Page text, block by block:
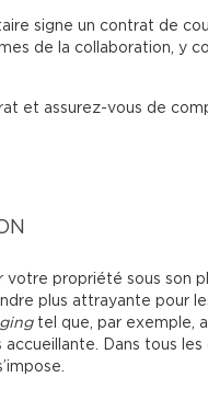
signe un contrat de
de la collaboration, y
et assurez-vous de
propriété sous son
plus attrayante pour
tel que, par exemple,
Dans tous